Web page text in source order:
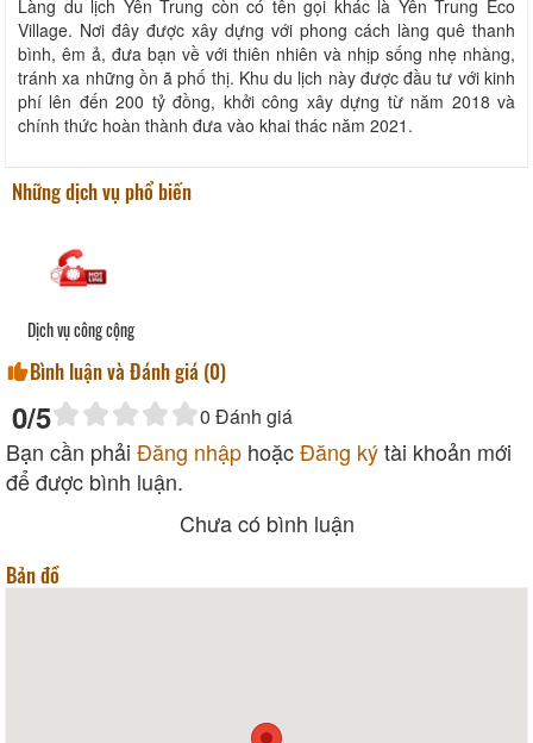
Làng du lịch Yên Trung còn có tên gọi khác là Yên Trung Eco
Village. Nơi đây được xây dựng với phong cách làng quê thanh
bình, êm ả, đưa bạn về với thiên nhiên và nhịp sống nhẹ nhàng,
tránh xa những ồn ã phố thị. Khu du lịch này được đầu tư với kinh
phí lên đến 200 tỷ đồng, khởi công xây dựng từ năm 2018 và
chính thức hoàn thành đưa vào khai thác năm 2021.
Những dịch vụ phổ biến
Dịch vụ công cộng
Bình luận và Đánh giá (0)
0/5 0 Đánh giá
Bạn cần phải Đăng nhập hoặcĐăng kýtài khoản mới
để được bình luận.
Chưa có bình luận
Bản đồ